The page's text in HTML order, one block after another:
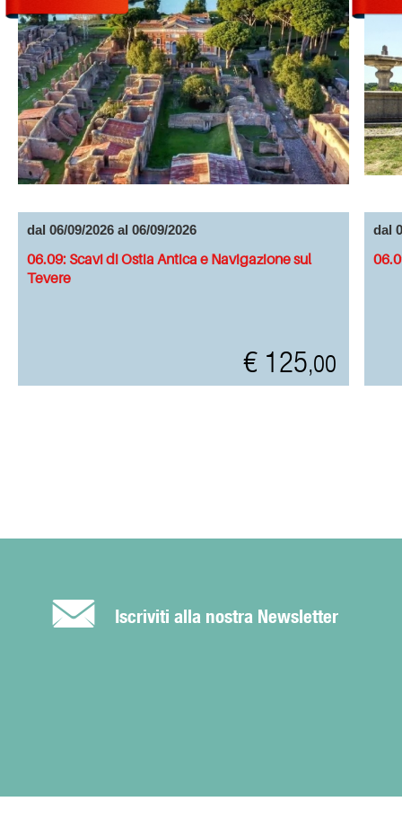
É Iscriviti alla nostra Newsletter
dal 06/09/2026 al 06/09/2026
06.09: Scavi di Ostia Antica e Navigazione sul
Tevere
€ 125,00
dal